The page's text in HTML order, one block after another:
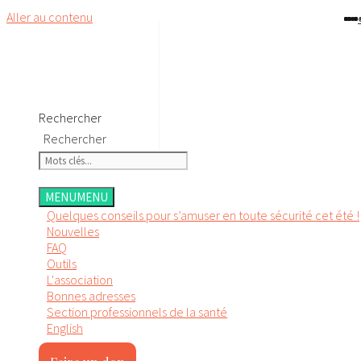
Aller au contenu
Rechercher
Rechercher
MENUMENU
Quelques conseils pour s’amuser en toute sécurité cet été !
Nouvelles
FAQ
Outils
L'association
Bonnes adresses
Section professionnels de la santé
English
‹‹‹‹